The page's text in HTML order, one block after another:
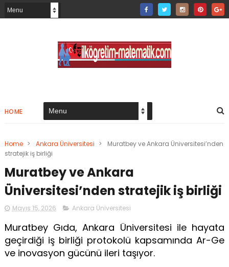
HOME
Home > Ankara Üniversitesi >
Muratbey ve Ankara Üniversitesi’nden
stratejik iş birliği
Muratbey ve Ankara
Üniversitesi’nden stratejik iş birliği
Mayıs 15, 2026 Ankara Üniversitesi
Muratbey Gıda, Ankara Üniversitesi ile hayata
geçirdiği iş birliği protokolü kapsamında Ar-Ge
ve inovasyon gücünü ileri taşıyor.